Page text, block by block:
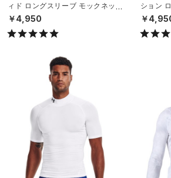
ィド ロングスリーブ モックネック
シャツ（トレーニング/BOYS）
￥4,950
ション
ツ（トレ
￥